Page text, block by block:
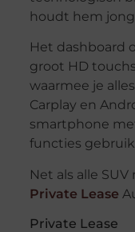
houdt hem
Het dashboard
groot HD
waarmee je
Carplay en
smartphone
functies
Net als alle
Private Lease
Private Lease